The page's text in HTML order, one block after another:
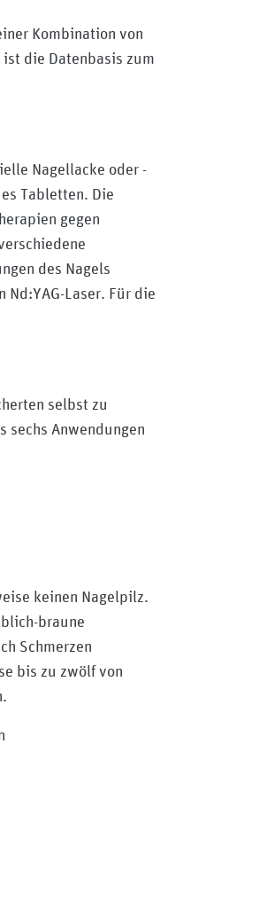
Kombination von
die Datenbasis zum
Nagellacke oder -
Tabletten. Die
gegen
des Nagels
Laser. Für die
selbst zu
sechs Anwendungen
keinen Nagelpilz.
braune
Schmerzen
bis zu zwölf von